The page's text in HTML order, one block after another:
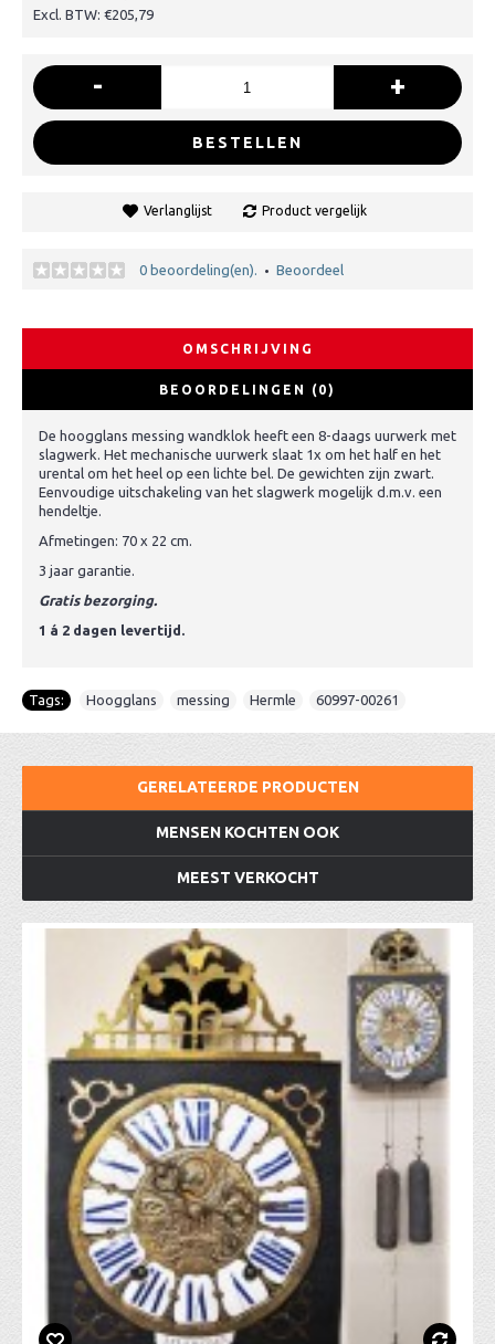
Excl. BTW: €205,79
- +
BESTELLEN
Verlanglijst Product vergelijk
0 beoordeling(en). • Beoordeel
OMSCHRIJVING
BEOORDELINGEN (0)
De hoogglans messing wandklok heeft een 8-daags uurwerk met
slagwerk. Het mechanische uurwerk slaat 1x om het half en het
urental om het heel op een lichte bel. De gewichten zijn zwart.
Eenvoudige uitschakeling van het slagwerk mogelijk d.m.v. een
hendeltje.
Afmetingen: 70 x 22 cm.
3 jaar garantie.
Gratis bezorging.
1 á 2 dagen levertijd.
Tags: Hoogglans messing Hermle 60997-00261
GERELATEERDE PRODUCTEN
MENSEN KOCHTEN OOK
MEEST VERKOCHT